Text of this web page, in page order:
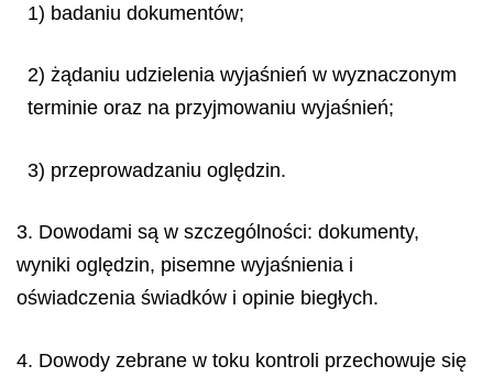
1) badaniu dokumentów;
2) żądaniu udzielenia wyjaśnień w wyznaczonym
terminie oraz na przyjmowaniu wyjaśnień;
3) przeprowadzaniu oględzin.
3. Dowodami są w szczególności: dokumenty,
wyniki oględzin, pisemne wyjaśnienia i
oświadczenia świadków i opinie biegłych.
4. Dowody zebrane w toku kontroli przechowuje się